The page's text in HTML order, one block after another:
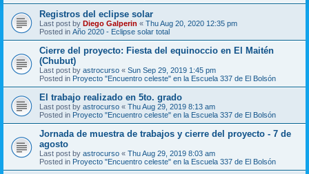
Registros del eclipse solar
Last post by Diego Galperin « Thu Aug 20, 2020 12:35 pm
Posted in Año 2020 - Eclipse solar total
Cierre del proyecto: Fiesta del equinoccio en El Maitén
(Chubut)
Last post by astrocurso « Sun Sep 29, 2019 1:45 pm
Posted in Proyecto "Encuentro celeste" en la Escuela 337 de El Bolsón
El trabajo realizado en 5to. grado
Last post by astrocurso « Thu Aug 29, 2019 8:13 am
Posted in Proyecto "Encuentro celeste" en la Escuela 337 de El Bolsón
Jornada de muestra de trabajos y cierre del proyecto - 7 de
agosto
Last post by astrocurso « Thu Aug 29, 2019 8:03 am
Posted in Proyecto "Encuentro celeste" en la Escuela 337 de El Bolsón